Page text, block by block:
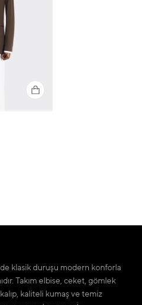
klasik duruşu modern konforla
Takım elbise, ceket, gömlek
kaliteli kumaş ve temiz